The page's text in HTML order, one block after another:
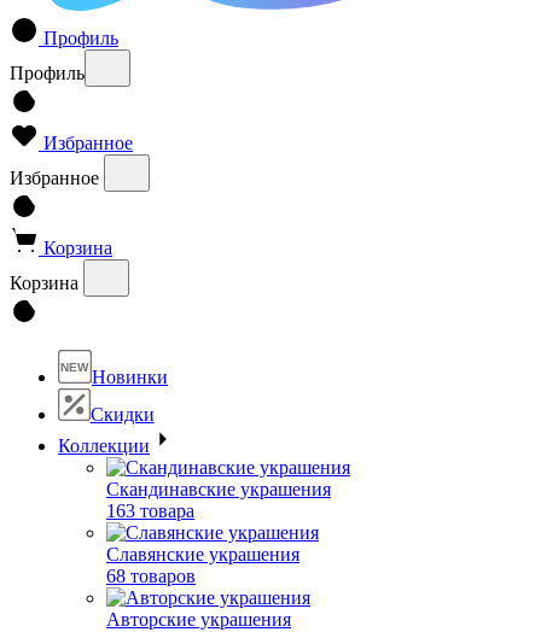
Профиль
Профиль
Избранное
Избранное
Корзина
Корзина
NEW Новинки
Скидки
Коллекции
Скандинавские украшения
163 товара
Славянские украшения
68 товаров
Авторские украшения